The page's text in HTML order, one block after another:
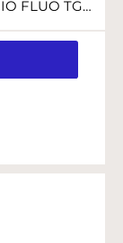
PANTALONI ALTA VISIBILITA' ARANCIO FLUO TG.XL